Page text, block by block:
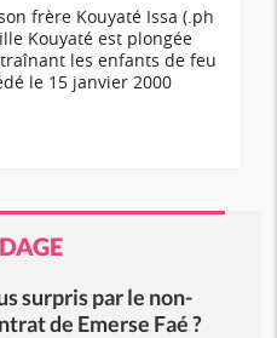
frère Kouyaté Issa (.ph
Kouyaté est plongée
les enfants de feu
le 15 janvier 2000
surpris par le non-
de Emerse Faé ?